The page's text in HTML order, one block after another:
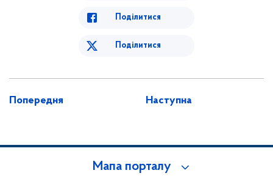
Поділитися
Поділитися
Попередня Наступна
Мапа порталу